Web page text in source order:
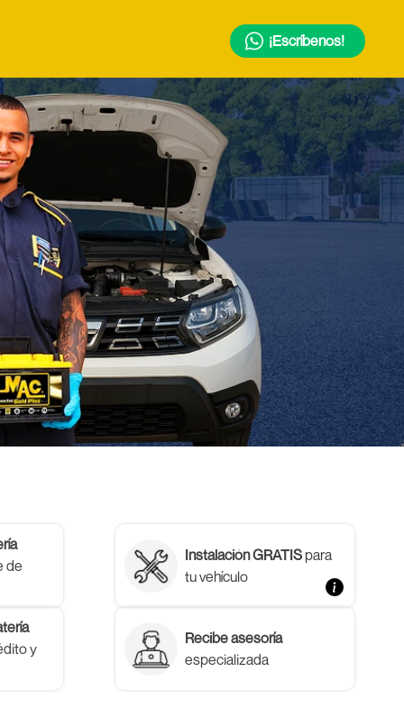
¡Escríbenos!
de
Instalación GRATISpara
tu vehículo
y
Recibe asesoría
especializada